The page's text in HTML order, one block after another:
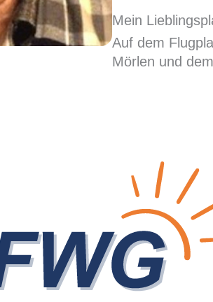
Mein
Auf dem
Mörlen und